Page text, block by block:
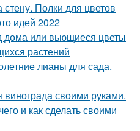
Полки для цветов
идей 2022
дома или вьющиеся цветы
растений
лианы для сада.
своими руками.
и как сделать своими